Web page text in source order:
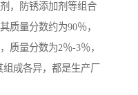
，防锈添加剂等组合
质量分数约为90％，
质量分数为2％-3％，
成各异，都是生产厂